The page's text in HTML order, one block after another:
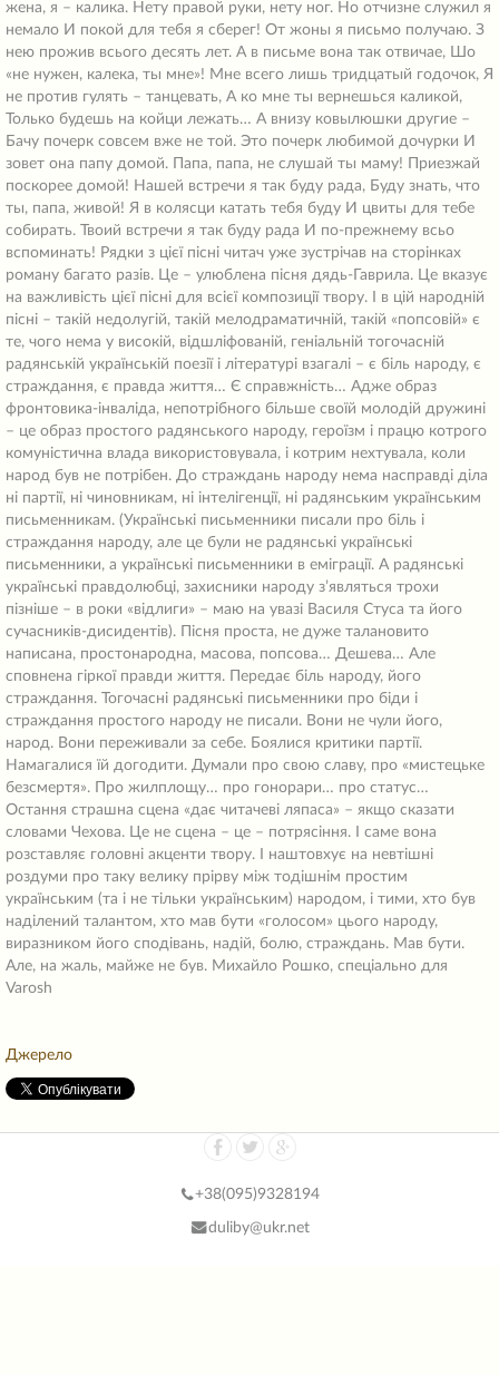
Джерело
+38(095)9328194
duliby@ukr.net